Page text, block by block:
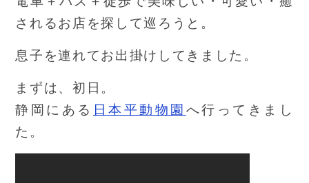
されるお店を探して巡ろうと。
息子を連れてお出掛けしてきました。
まずは、初日。
静岡にある 日本平動物園 へ行ってきまし
た。